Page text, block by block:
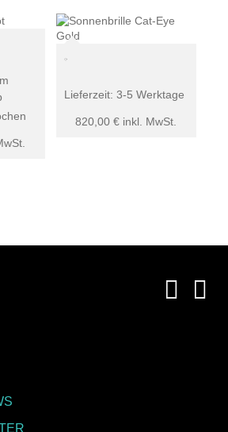
820,00€ inkl. MwSt.
Lieferzeit:3-5 Werktage